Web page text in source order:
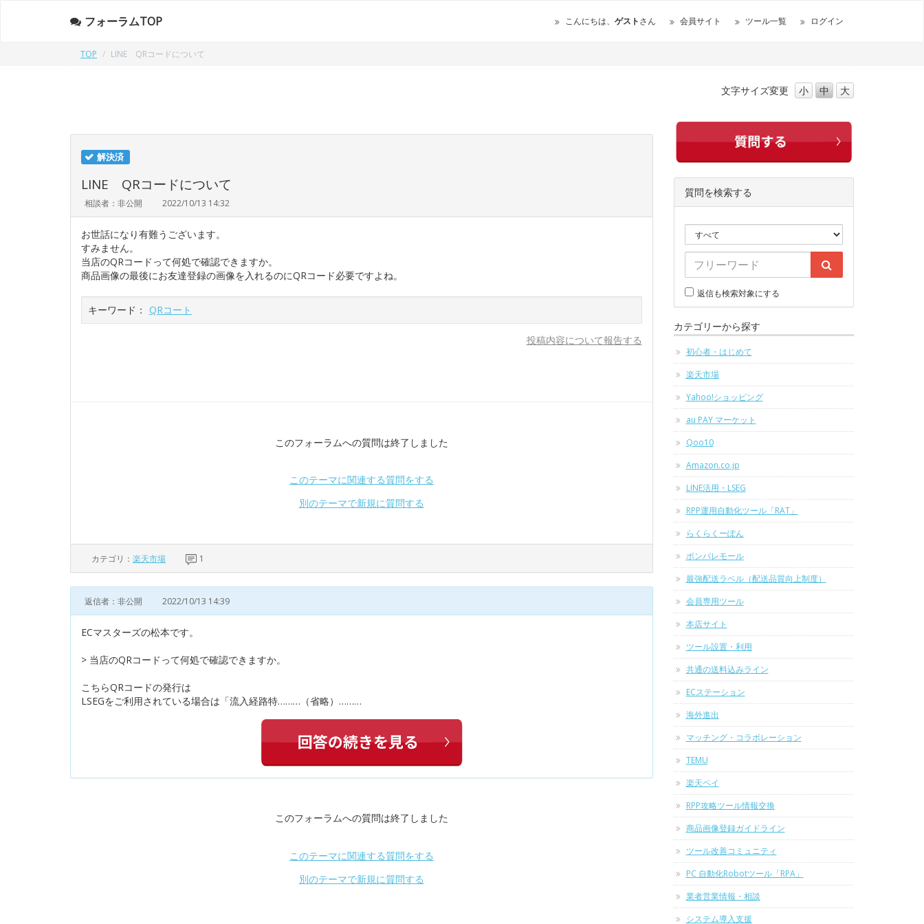
フォーラムTOP こんにちは、 ゲストさん 会員サイト ツール一覧 ログイン
TOP LINE QRコードについて
文字サイズ変更 小 中 大
解決済
LINE QRコードについて
相談者：非公開 2022/10/13 14:32
お世話になり有難うございます。
すみません。
当店のQRコードって何処で確認できますか。
商品画像の最後にお友達登録の画像を入れるのにQRコード必要ですよね。
キーワード： QRコート
投稿内容について報告する
このフォーラムへの質問は終了しました
このテーマに関連する質問をする
別のテーマで新規に質問する
カテゴリ： 楽天市場 1
返信者：非公開 2022/10/13 14:39
ECマスターズの松本です。
> 当店のQRコードって何処で確認できますか。
こちらQRコードの発行は
LSEGをご利用されている場合は「流入経路特………（省略）………
このフォーラムへの質問は終了しました
このテーマに関連する質問をする
別のテーマで新規に質問する
質問を検索する
返信も検索対象にする
カテゴリーから探す
初心者・はじめて
楽天市場
Yahoo!ショッピング
au PAY マーケット
Qoo10
Amazon.co.jp
LINE活用・LSEG
RPP運用自動化ツール「RAT」
らくらくーぽん
ポンパレモール
最強配送ラベル（配送品質向上制度）
会員専用ツール
本店サイト
ツール設置・利用
共通の送料込みライン
ECステーション
海外進出
マッチング・コラボレーション
TEMU
楽天ペイ
RPP攻略ツール情報交換
商品画像登録ガイドライン
ツール改善コミュニティ
PC 自動化Robotツール「RPA」
業者営業情報・相談
システム導入支援